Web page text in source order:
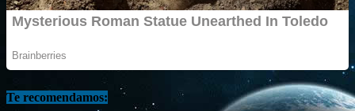
Te recomendamos: